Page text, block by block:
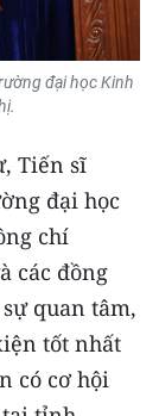
đại học Kinh
Tiến sĩ
đại học
chí
các đồng
quan tâm,
tốt nhất
có cơ hội